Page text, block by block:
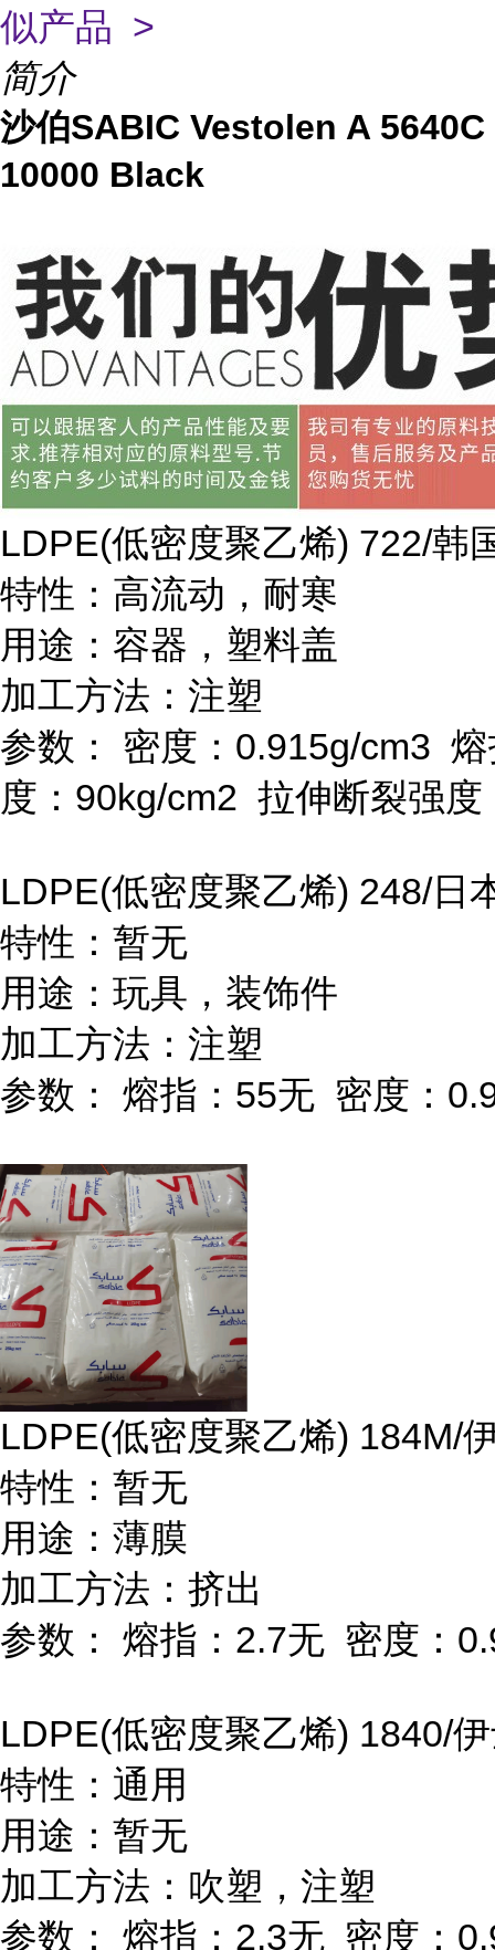
似产品 >
简介
沙伯SABIC Vestolen A 5640C
10000 Black
LDPE(低密度聚乙烯) 722/韩
特性：高流动，耐寒
用途：容器，塑料盖
加工方法：注塑
参数：
密度： 0.915g/cm3
度： 90kg/cm2 拉伸断裂强度
LDPE(低密度聚乙烯) 248/日
特性：暂无
用途：玩具，装饰件
加工方法：注塑
参数：
熔指： 55无 密度：
LDPE(低密度聚乙烯) 184M/
特性：暂无
用途：薄膜
加工方法：挤出
参数：
熔指： 2.7无 密度：
LDPE(低密度聚乙烯) 1840/
特性：通用
用途：暂无
加工方法：吹塑，注塑
参数：
熔指： 2.3无 密度：